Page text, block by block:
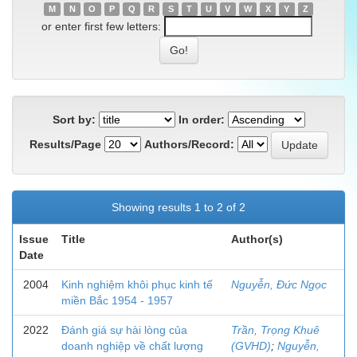
M
N O P Q R S T U V W X Y Z
or enter first few letters:
Sort by:
In order:
Results/Page
Authors/Record:
Showing results 1 to 2 of 2
Issue
Date
Title Author(s)
2004
Kinh nghiệm khôi phục kinh tế
miền Bắc 1954 - 1957
Nguyễn, Đức Ngọc
2022
Đánh giá sự hài lòng của
doanh nghiệp về chất lượng
Trần, Trọng Khuê
(GVHD); Nguyễn,